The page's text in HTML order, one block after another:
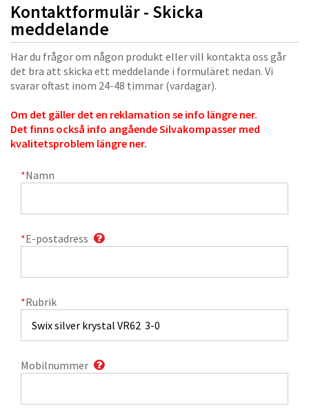
Kontaktformulär - Skicka
meddelande
Har du frågor om någon produkt eller vill kontakta oss går
det bra att skicka ett meddelande i formuläret nedan. Vi
svarar oftast inom 24-48 timmar (vardagar).
Om det gäller det en reklamation se info längre ner.
Det finns också info angående Silvakompasser med
kvalitetsproblem längre ner.
*Namn
*E-postadress
*Rubrik
Mobilnummer